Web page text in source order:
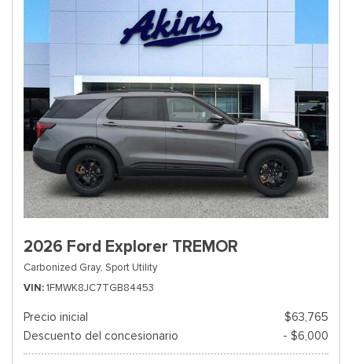
2026 Ford Explorer TREMOR
Carbonized Gray, Sport Utility
VIN 1FMWK8JC7TGB84453
Precio inicial
$63,765
Descuento del concesionario
- $6,000